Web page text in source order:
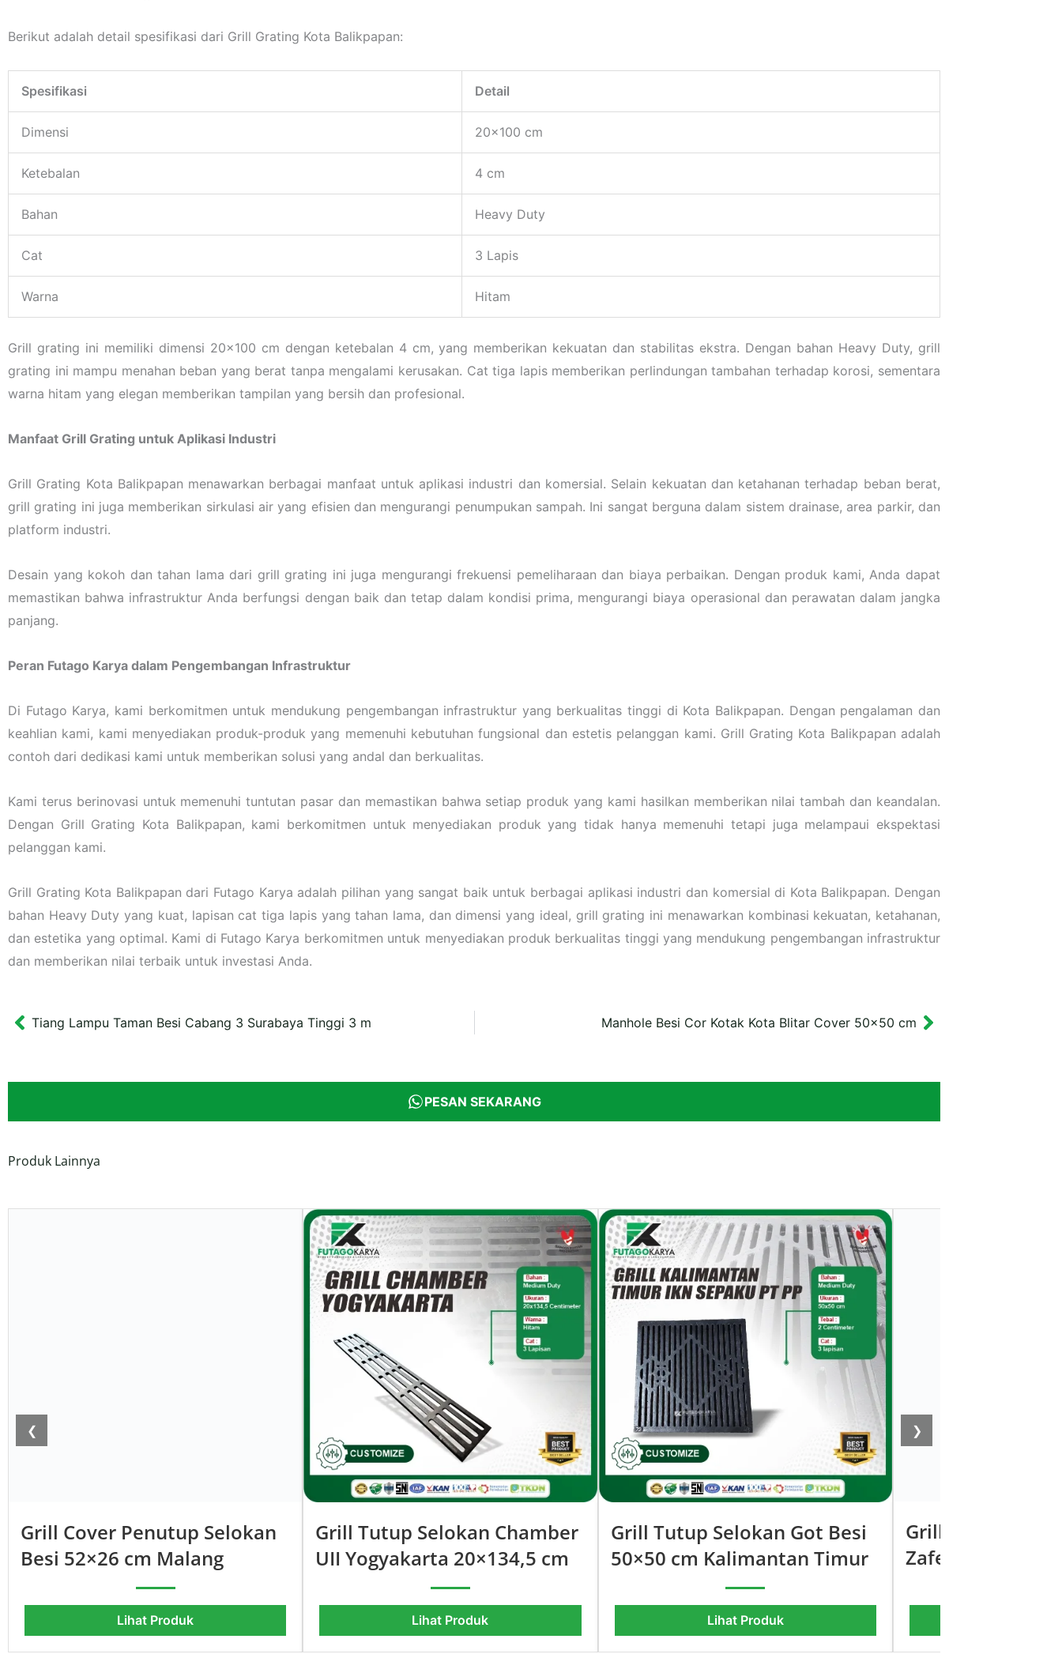
Berikut adalah detail spesifikasi dari Grill Grating Kota Balikpapan:
Spesifikasi Detail
Dimensi 20×100 cm
Ketebalan 4 cm
Bahan Heavy Duty
Cat 3 Lapis
Warna Hitam
Grill grating ini memiliki dimensi 20×100 cm dengan ketebalan 4 cm, yang memberikan kekuatan dan stabilitas ekstra. Dengan bahan Heavy Duty, grill
grating ini mampu menahan beban yang berat tanpa mengalami kerusakan. Cat tiga lapis memberikan perlindungan tambahan terhadap korosi, sementara
warna hitam yang elegan memberikan tampilan yang bersih dan profesional.
Manfaat Grill Grating untuk Aplikasi Industri
Grill Grating Kota Balikpapan menawarkan berbagai manfaat untuk aplikasi industri dan komersial. Selain kekuatan dan ketahanan terhadap beban berat,
grill grating ini juga memberikan sirkulasi air yang efisien dan mengurangi penumpukan sampah. Ini sangat berguna dalam sistem drainase, area parkir, dan
platform industri.
Desain yang kokoh dan tahan lama dari grill grating ini juga mengurangi frekuensi pemeliharaan dan biaya perbaikan. Dengan produk kami, Anda dapat
memastikan bahwa infrastruktur Anda berfungsi dengan baik dan tetap dalam kondisi prima, mengurangi biaya operasional dan perawatan dalam jangka
panjang.
Peran Futago Karya dalam Pengembangan Infrastruktur
Di Futago Karya, kami berkomitmen untuk mendukung pengembangan infrastruktur yang berkualitas tinggi di Kota Balikpapan. Dengan pengalaman dan
keahlian kami, kami menyediakan produk-produk yang memenuhi kebutuhan fungsional dan estetis pelanggan kami. Grill Grating Kota Balikpapan adalah
contoh dari dedikasi kami untuk memberikan solusi yang andal dan berkualitas.
Kami terus berinovasi untuk memenuhi tuntutan pasar dan memastikan bahwa setiap produk yang kami hasilkan memberikan nilai tambah dan keandalan.
Dengan Grill Grating Kota Balikpapan, kami berkomitmen untuk menyediakan produk yang tidak hanya memenuhi tetapi juga melampaui ekspektasi
pelanggan kami.
Grill Grating Kota Balikpapan dari Futago Karya adalah pilihan yang sangat baik untuk berbagai aplikasi industri dan komersial di Kota Balikpapan. Dengan
bahan Heavy Duty yang kuat, lapisan cat tiga lapis yang tahan lama, dan dimensi yang ideal, grill grating ini menawarkan kombinasi kekuatan, ketahanan,
dan estetika yang optimal. Kami di Futago Karya berkomitmen untuk menyediakan produk berkualitas tinggi yang mendukung pengembangan infrastruktur
dan memberikan nilai terbaik untuk investasi Anda.
Prev
Tiang Lampu Taman Besi Cabang 3 Surabaya Tinggi 3 m Manhole Besi Cor Kotak Kota Blitar Cover 50×50 cm Next
PESAN SEKARANG
Produk Lainnya
❮ ❯
Grill Cover Penutup Selokan
Besi 52×26 cm Malang
Lihat Produk
Grill Tutup Selokan Chamber
UII Yogyakarta 20×134,5 cm
Lihat Produk
Grill Tutup Selokan Got Besi
50×50 cm Kalimantan Timur
Lihat Produk
Grill Tutup
Zafeera Karya